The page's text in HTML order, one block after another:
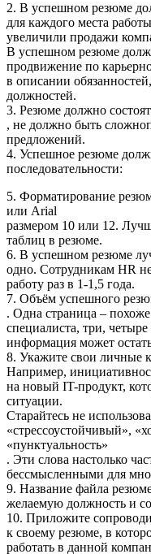
2. В успешном резюме
для каждого места
увеличили продажи
В успешном резюме
продвижение по
в описании
должностей.
3. Резюме должно
, не должно быть
предложений.
4. Успешное резюме
последовательности:
5. Форматирование
или Arial
размером 10 или 12.
таблиц в резюме.
6. В успешном резюме
одно. Сотрудникам HR
работу раз в 1-1,5 года.
7. Объём успешного
. Одна страница –
специалиста, три,
информация может
8. Укажите свои личные
Например,
на новый IT-продукт,
ситуации.
Старайтесь не
«стрессоустойчивый»,
«пунктуальность»
. Эти слова настолько
бессмысленными для
9. Название файла
желаемую должность и
10. Приложите
к своему резюме, в
работать в данной